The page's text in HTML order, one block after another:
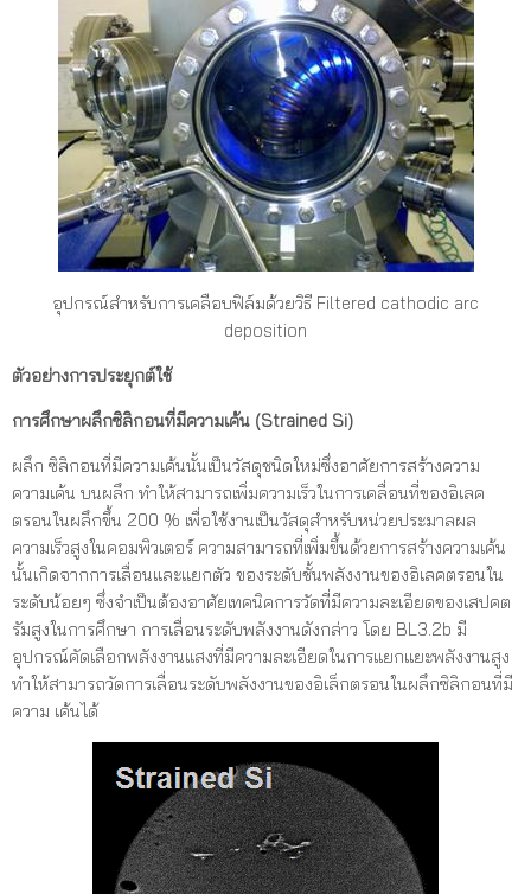
อุปกรณ์สำหรับการเคลือบฟิล์มด้วยวิธี Filtered cathodic arc
deposition
ตัวอย่างการประยุกต์ใช้
การศึกษาผลึกซิลิกอนที่มีความเค้น (Strained Si)
ผลึก ซิลิกอนที่มีความเค้นนั้นเป็นวัสดุชนิดใหม่ซึ่งอาศัยการสร้างความ
ความเค้น บนผลึก ทำให้สามารถเพิ่มความเร็วในการเคลื่อนที่ของอิเลค
ตรอนในผลึกขึ้น 200 % เพื่อใช้งานเป็นวัสดุสำหรับหน่วยประมาลผล
ความเร็วสูงในคอมพิวเตอร์ ความสามารถที่เพิ่มขึ้นด้วยการสร้างความเค้น
นั้นเกิดจากการเลื่อนและแยกตัว ของระดับชั้นพลังงานของอิเลคตรอนใน
ระดับน้อยๆ ซึ่งจำเป็นต้องอาศัยเทคนิคการวัดที่มีความละเอียดของเสปคต
รัมสูงในการศึกษา การเลื่อนระดับพลังงานดังกล่าว โดย BL3.2b มี
อุปกรณ์คัดเลือกพลังงานแสงที่มีความละเอียดในการแยกแยะพลังงานสูง
ทำให้สามารถวัดการเลื่อนระดับพลังงานของอิเล็กตรอนในผลึกซิลิกอนที่มี
ความ เค้นได้